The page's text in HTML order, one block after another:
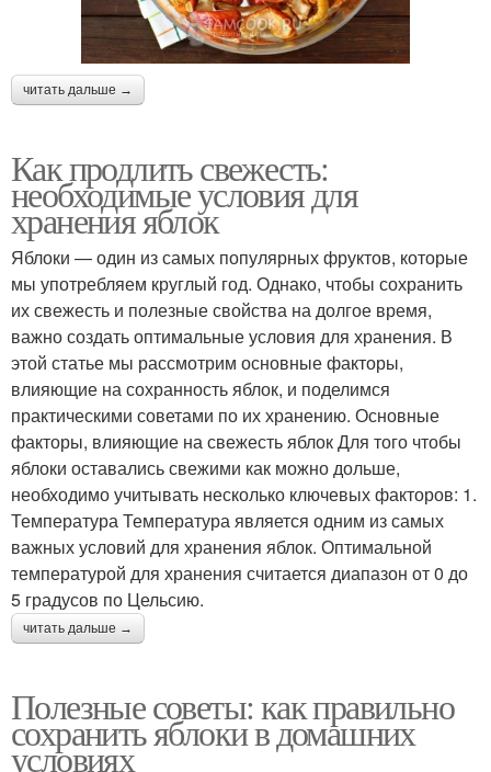
читать дальше →
Как продлить свежесть:
необходимые условия для
хранения яблок
Яблоки — один из самых популярных фруктов, которые
мы употребляем круглый год. Однако, чтобы сохранить
их свежесть и полезные свойства на долгое время,
важно создать оптимальные условия для хранения. В
этой статье мы рассмотрим основные факторы,
влияющие на сохранность яблок, и поделимся
практическими советами по их хранению. Основные
факторы, влияющие на свежесть яблок Для того чтобы
яблоки оставались свежими как можно дольше,
необходимо учитывать несколько ключевых факторов: 1.
Температура Температура является одним из самых
важных условий для хранения яблок. Оптимальной
температурой для хранения считается диапазон от 0 до
5 градусов по Цельсию.
читать дальше →
Полезные советы: как правильно
сохранить яблоки в домашних
условиях